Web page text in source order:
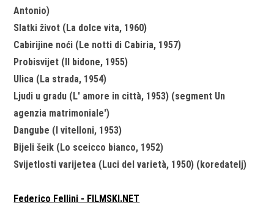
Antonio)
Slatki život (La dolce vita, 1960)
Cabirijine noći (Le notti di Cabiria, 1957)
Probisvijet (Il bidone, 1955)
Ulica (La strada, 1954)
Ljudi u gradu (L' amore in città, 1953) (segment Un
agenzia matrimoniale')
Dangube (I vitelloni, 1953)
Bijeli šeik (Lo sceicco bianco, 1952)
Svijetlosti varijetea (Luci del varietà, 1950) (koredatelj)
Federico Fellini - FILMSKI.NET